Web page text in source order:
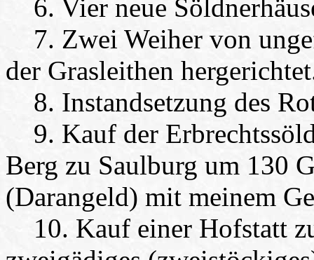
6. Vier neue
7. Zwei Weiher von
der Grasleithen
8. Instandsetzung des
9. Kauf der
Berg zu Saulburg um 130
(Darangeld) mit meinem
10. Kauf einer Hofstatt